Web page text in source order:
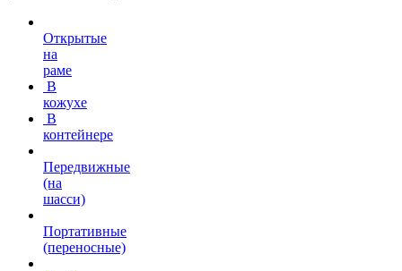
Открытые
на
раме
В
кожухе
В
контейнере
Передвижные
(на
шасси)
Портативные
(переносные)